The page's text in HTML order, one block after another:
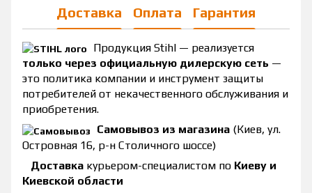
Доставка Оплата Гарантия
Продукция Stihl — реализуется
только через официальную дилерскую сеть —
это политика компании и инструмент защиты
потребителей от некачественного обслуживания и
приобретения.
Самовывоз из магазина (Киев, ул.
Островная 16, р-н Столичного шоссе)
Доставка курьером-специалистом по Киеву и
Киевской области